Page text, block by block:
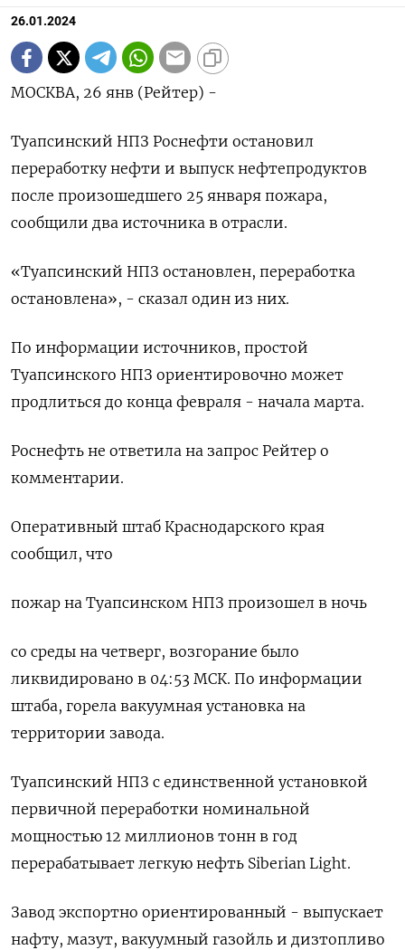
26.01.2024
МОСКВА, 26 янв (Рейтер) -
Туапсинский НПЗ Роснефти остановил
переработку нефти и выпуск нефтепродуктов
после произошедшего 25 января пожара,
сообщили два источника в отрасли.
«Туапсинский НПЗ остановлен, переработка
остановлена», - сказал один из них.
По информации источников, простой
Туапсинского НПЗ ориентировочно может
продлиться до конца февраля - начала марта.
Роснефть не ответила на запрос Рейтер о
комментарии.
Оперативный штаб Краснодарского края
сообщил, что
пожар на Туапсинском НПЗ произошел в ночь
со среды на четверг, возгорание было
ликвидировано в 04:53 МСК. По информации
штаба, горела вакуумная установка на
территории завода.
Туапсинский НПЗ с единственной установкой
первичной переработки номинальной
мощностью 12 миллионов тонн в год
перерабатывает легкую нефть Siberian Light.
Завод экспортно ориентированный - выпускает
нафту, мазут, вакуумный газойль и дизтопливо